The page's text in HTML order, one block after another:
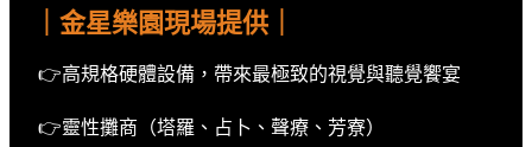
｜金星樂園現場提供｜
👉高規格硬體設備，帶來最極致的視覺與聽覺饗宴
👉靈性攤商（塔羅、占卜、聲療、芳寮）